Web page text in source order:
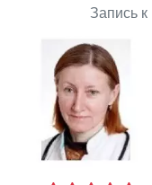
Запись к